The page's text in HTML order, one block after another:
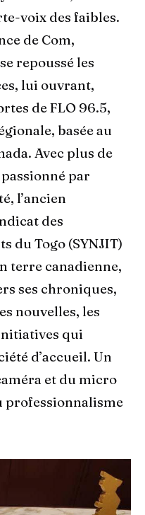
voix des faibles.
de Com,
repoussé les
lui ouvrant,
de FLO 96.5,
basée au
Avec plus de
par
l’ancien
des
du Togo (SYNJIT)
terre canadienne,
ses chroniques,
nouvelles, les
qui
d’accueil. Un
et du micro
professionnalisme